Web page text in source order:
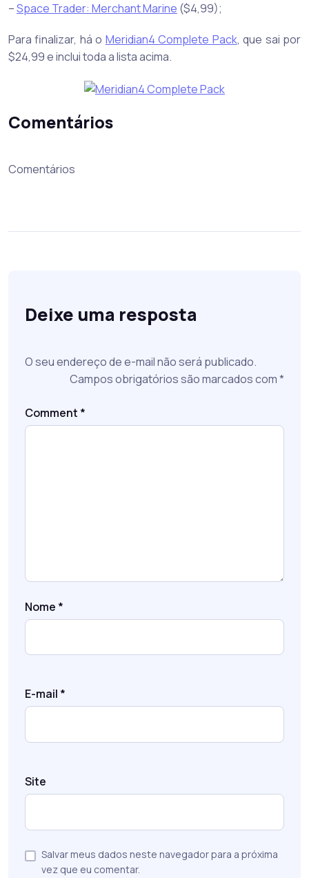
–Space Trader: Merchant Marine ($4,99);
Para finalizar, há o Meridian4 Complete Pack, que sai por
$24,99 e inclui toda a lista acima.
Comentários
Comentários
Deixe uma resposta
O seu endereço de e-mail não será publicado.
Campos obrigatórios são marcados com*
Comment *
Nome *
E-mail *
Site
Salvar meus dados neste navegador para a próxima
vez que eu comentar.